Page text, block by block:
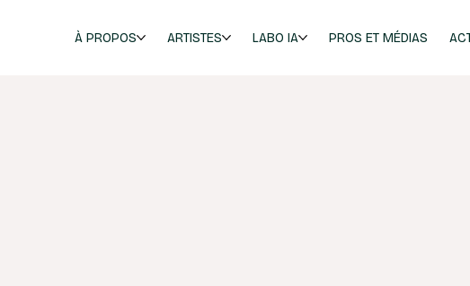
À PROPOS ARTISTES LABO IA PROS ET MÉDIAS